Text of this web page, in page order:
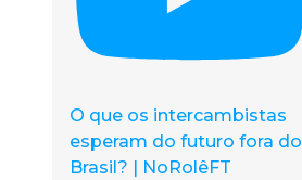
O que os intercambistas
esperam do futuro fora do
Brasil? | NoRolêFT